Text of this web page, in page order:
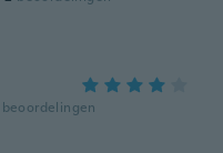
beoordelingen